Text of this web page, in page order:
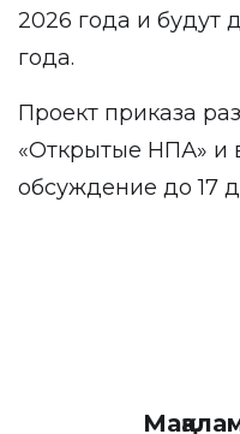
2026 года и будут
года.
Проект приказа
«Открытые НПА» и
обсуждение до 17